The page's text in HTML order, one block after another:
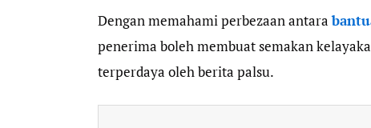
Dengan memahami perbezaan antara
penerima boleh membuat semakan
terperdaya oleh berita palsu.